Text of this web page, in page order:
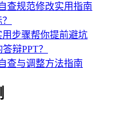
查规范修改实用指南
步骤帮你提前避坑
辩PPT？
查与调整方法指南